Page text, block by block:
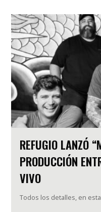
REFUGIO LANZÓ
PRODUCCIÓN
VIVO
Todos los detalles, en